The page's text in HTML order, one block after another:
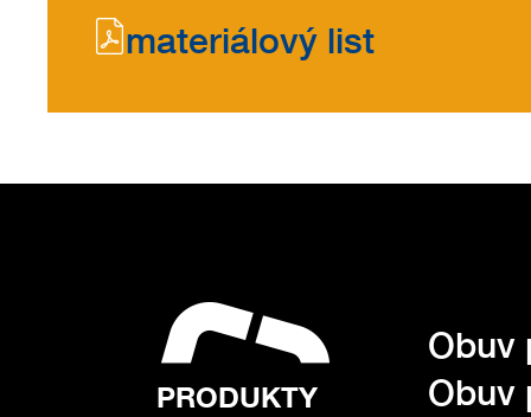
materiálový list
PRODUKTY
Obuv
Obuv